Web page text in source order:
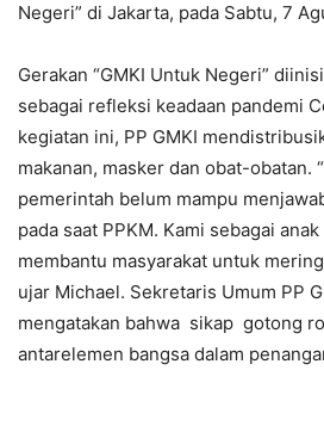
Negeri” di Jakarta, pada Sabtu, 7
Gerakan “GMKI Untuk Negeri”
sebagai refleksi keadaan pandemi
kegiatan ini, PP GMKI
makanan, masker dan obat-obatan.
pemerintah belum mampu
pada saat PPKM. Kami sebagai
membantu masyarakat untuk
ujar Michael. Sekretaris Umum PP
mengatakan bahwa sikap gotong
antarelemen bangsa dalam